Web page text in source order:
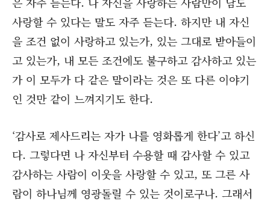
사랑할 수 있다는 말도 자주 듣는다. 하지만 내 자신
을 조건 없이 사랑하고 있는가, 있는 그대로 받아들이
고 있는가, 내 모든 조건에도 불구하고 감사하고 있는
가 이 모두가 다 같은 말이라는 것은 또 다른 이야기
인 것만 같이 느껴지기도 한다.
‘감사로 제사드리는 자가 나를 영화롭게 한다’고 하신
다. 그렇다면 나 자신부터 수용할 때 감사할 수 있고
감사하는 사람이 이웃을 사랑할 수 있고, 또 그른 사
람이 하나님께 영광돌릴 수 있는 것이로구나. 그래서